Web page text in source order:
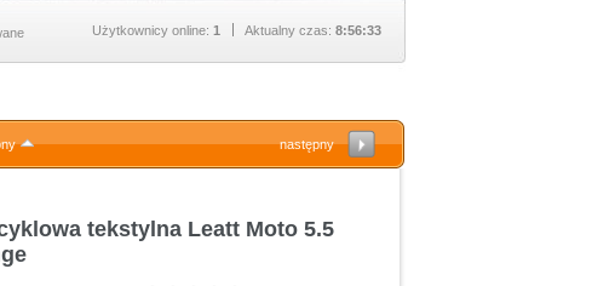
Użytkownicy online: 1 Aktualny czas: 8:56:33
następny
tekstylna Leatt Moto 5.5